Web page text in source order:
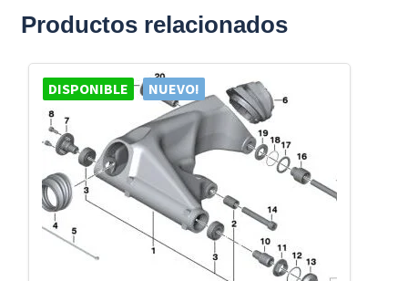
Productos relacionados
DISPONIBLE NUEVO!